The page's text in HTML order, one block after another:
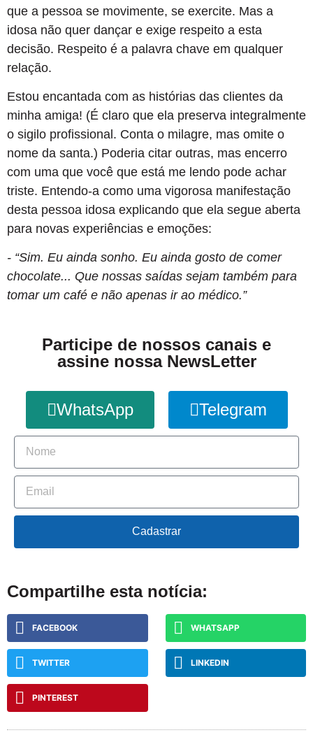
que a pessoa se movimente, se exercite. Mas a
idosa não quer dançar e exige respeito a esta
decisão. Respeito é a palavra chave em qualquer
relação.
Estou encantada com as histórias das clientes da
minha amiga! (É claro que ela preserva integralmente
o sigilo profissional. Conta o milagre, mas omite o
nome da santa.) Poderia citar outras, mas encerro
com uma que você que está me lendo pode achar
triste. Entendo-a como uma vigorosa manifestação
desta pessoa idosa explicando que ela segue aberta
para novas experiências e emoções:
- “Sim. Eu ainda sonho. Eu ainda gosto de comer
chocolate... Que nossas saídas sejam também para
tomar um café e não apenas ir ao médico.”
Participe de nossos canais e
assine nossa NewsLetter
WhatsApp Telegram
Cadastrar
Compartilhe esta notícia:
FACEBOOK WHATSAPP
TWITTER LINKEDIN
PINTEREST